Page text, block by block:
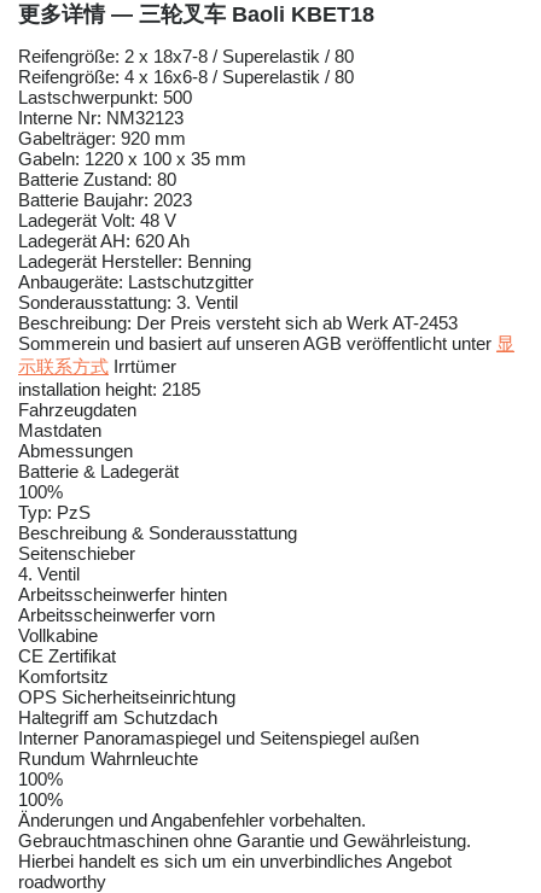
更多详情 — 三轮叉车 Baoli KBET18
Reifengröße: 2 x 18x7-8 / Superelastik / 80
Reifengröße: 4 x 16x6-8 / Superelastik / 80
Lastschwerpunkt: 500
Interne Nr: NM32123
Gabelträger: 920 mm
Gabeln: 1220 x 100 x 35 mm
Batterie Zustand: 80
Batterie Baujahr: 2023
Ladegerät Volt: 48 V
Ladegerät AH: 620 Ah
Ladegerät Hersteller: Benning
Anbaugeräte: Lastschutzgitter
Sonderausstattung: 3. Ventil
Beschreibung: Der Preis versteht sich ab Werk AT-2453
Sommerein und basiert auf unseren AGB veröffentlicht unter 显
示联系方式 Irrtümer
installation height: 2185
Fahrzeugdaten
Mastdaten
Abmessungen
Batterie & Ladegerät
100%
Typ: PzS
Beschreibung & Sonderausstattung
Seitenschieber
4. Ventil
Arbeitsscheinwerfer hinten
Arbeitsscheinwerfer vorn
Vollkabine
CE Zertifikat
Komfortsitz
OPS Sicherheitseinrichtung
Haltegriff am Schutzdach
Interner Panoramaspiegel und Seitenspiegel außen
Rundum Wahrnleuchte
100%
100%
Änderungen und Angabenfehler vorbehalten.
Gebrauchtmaschinen ohne Garantie und Gewährleistung.
Hierbei handelt es sich um ein unverbindliches Angebot
roadworthy